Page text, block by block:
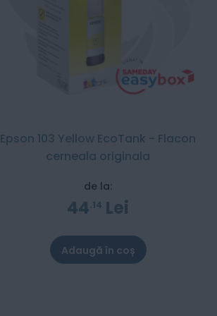
Epson 103 Yellow EcoTank - Flacon
cerneala originala
de la:
44 14 Lei
Adaugă în coș